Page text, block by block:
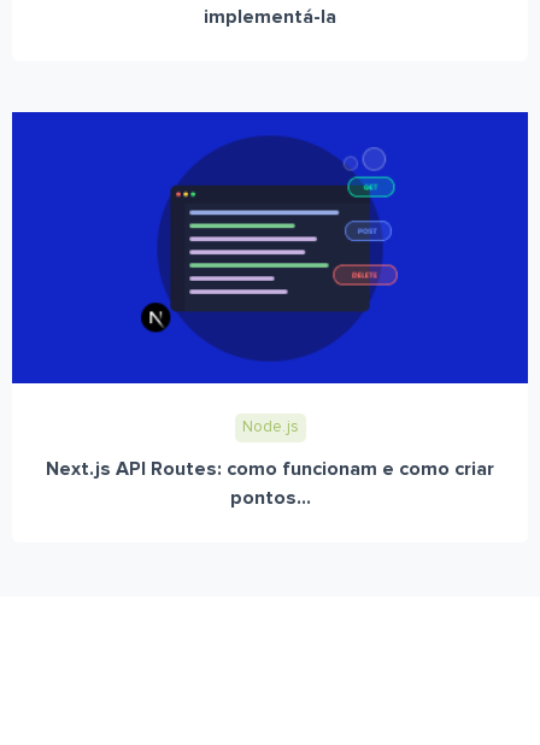
implementá-la
Node.js
Next.js API Routes: como funcionam e como criar
pontos...